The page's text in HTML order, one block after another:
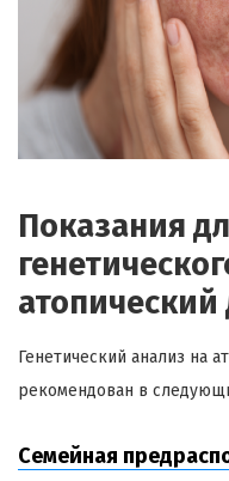
Показания
Генетический анализ на
рекомендован в
Семейная